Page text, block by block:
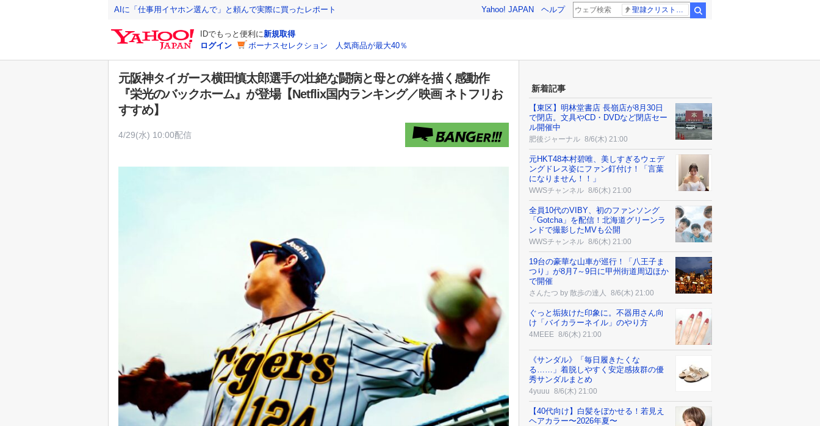
AIに「仕事用イヤホン選んで」と頼んで実際に買ったレポート Yahoo! JAPAN ヘルプ 聖隷クリストファー高校
IDでもっと便利に新規取得
ログイン
ボーナスセレクション 人気商品が最大40％
元阪神タイガース横田慎太郎選手の壮絶な闘病と母との絆を描く感動作
『栄光のバックホーム』が登場【Netflix国内ランキング／映画 ネトフリお
すすめ】
4/29(水) 10:00配信
新着記事
【東区】明林堂書店 長嶺店が8月30日
で閉店。文具やCD・DVDなど閉店セー
ル開催中
肥後ジャーナル 8/6(木) 21:00
元HKT48本村碧唯、美しすぎるウェデ
ングドレス姿にファン釘付け！「言葉
になりません！！」
WWSチャンネル 8/6(木) 21:00
全員10代のVIBY、初のファンソング
「Gotcha」を配信！北海道グリーンラ
ンドで撮影したMVも公開
WWSチャンネル 8/6(木) 21:00
19台の豪華な山車が巡行！「八王子ま
つり」が8月7～9日に甲州街道周辺ほか
で開催
さんたつ by 散歩の達人 8/6(木) 21:00
ぐっと垢抜けた印象に。不器用さん向
け「バイカラーネイル」のやり方
4MEEE 8/6(木) 21:00
《サンダル》「毎日履きたくな
る……」着脱しやすく安定感抜群の優
秀サンダルまとめ
4yuuu 8/6(木) 21:00
【40代向け】白髪をぼかせる！若見え
ヘアカラー〜2026年夏〜